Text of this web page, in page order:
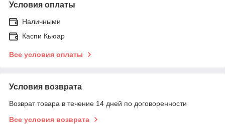
Условия оплаты
Наличными
Каспи Кьюар
Все условия оплаты
Условия возврата
Возврат товара в течение 14 дней по договоренности
Все условия возврата